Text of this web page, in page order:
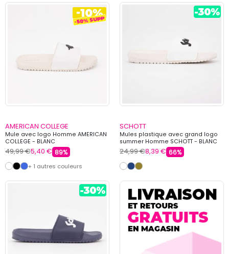
AMERICAN COLLEGE
Mule avec logo Homme AMERICAN
COLLEGE - BLANC
49,99 €5,40 € 89%
+ 1 autres couleurs
SCHOTT
Mules plastique avec grand logo
summer Homme SCHOTT - BLANC
24,99 €8,39 € 66%